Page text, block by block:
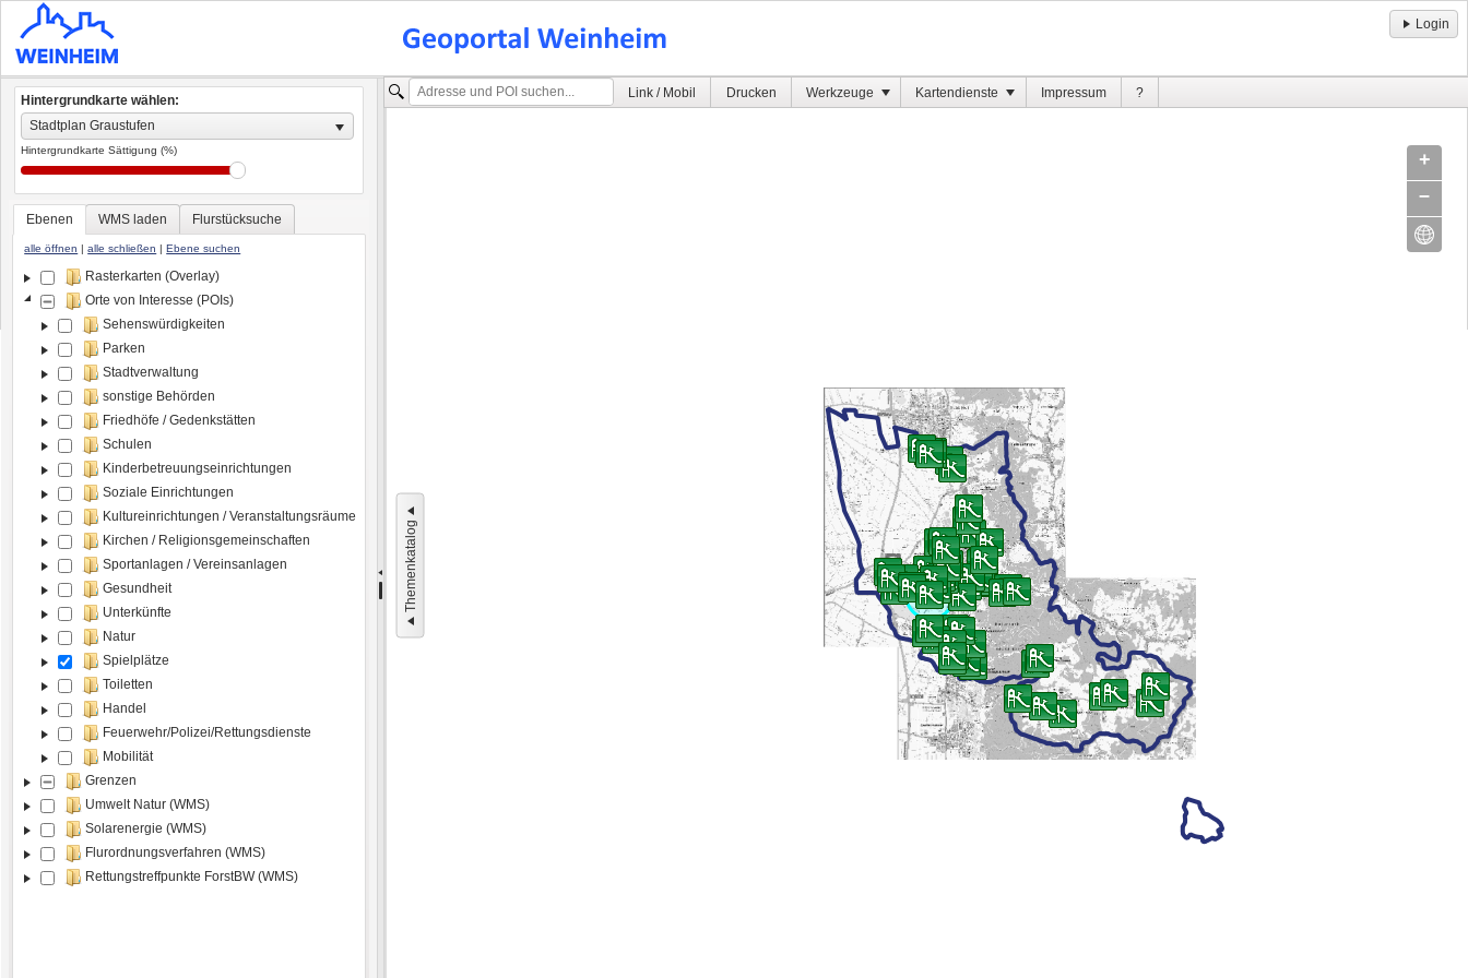
Login
Hintergrundkarte wählen:
Stadtplan Graustufen
Hintergrundkarte Sättigung (%)
Ebenen WMS laden Flurstücksuche
alle öffnen |alle schließen |Ebene suchen
Rasterkarten (Overlay)
Orte von Interesse (POIs)
Sehenswürdigkeiten
Parken
Stadtverwaltung
sonstige Behörden
Friedhöfe / Gedenkstätten
Schulen
Kinderbetreuungseinrichtungen
Soziale Einrichtungen
Kultureinrichtungen / Veranstaltungsräume
Kirchen / Religionsgemeinschaften
Sportanlagen / Vereinsanlagen
Gesundheit
Unterkünfte
Natur
Spielplätze
Toiletten
Handel
Feuerwehr/Polizei/Rettungsdienste
Mobilität
Grenzen
Umwelt Natur (WMS)
Solarenergie (WMS)
Flurordnungsverfahren (WMS)
Rettungstreffpunkte ForstBW (WMS)
+
–
Themenkatalog
Link / Mobil Drucken Werkzeuge Kartendienste Impressum ?